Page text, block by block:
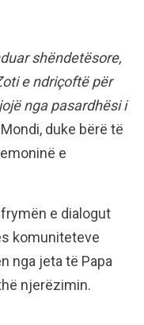
shëndetësore,
e ndriçoftë për
nga pasardhësi i
duke bërë të
e
e dialogut
komuniteteve
nga jeta të Papa
njerëzimin.